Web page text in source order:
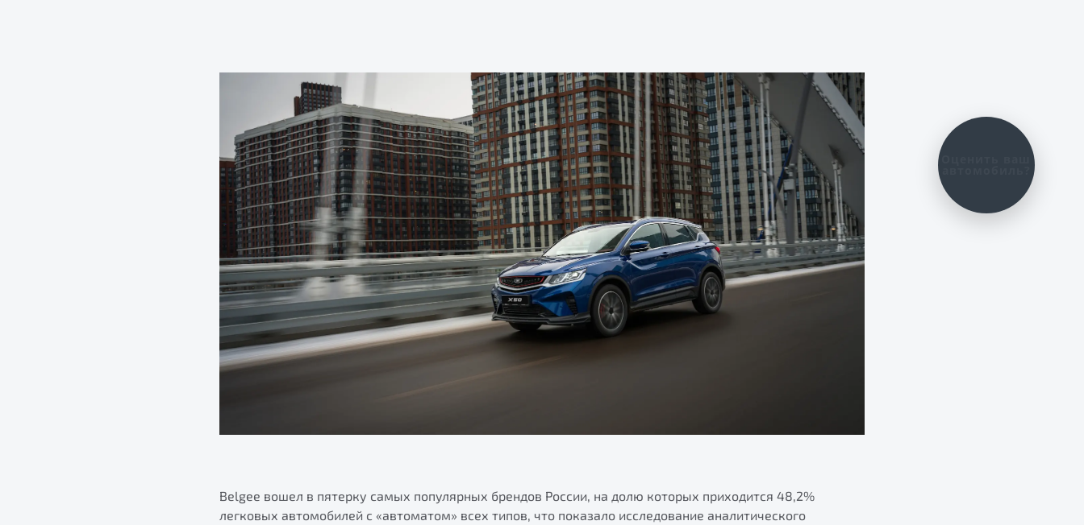
Belgee вошел в пятерку самых популярных брендов России, на долю которых приходится 48,2%
легковых автомобилей с «автоматом» всех типов, что показало исследование аналитического